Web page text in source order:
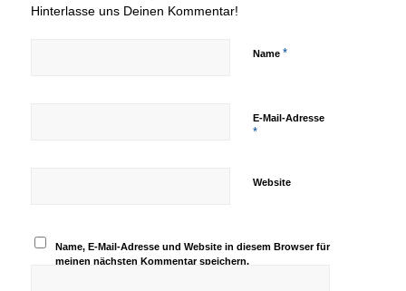
Hinterlasse uns Deinen Kommentar!
Name *
E-Mail-Adresse
*
Website
Name, E-Mail-Adresse und Website in diesem Browser für
meinen nächsten Kommentar speichern.